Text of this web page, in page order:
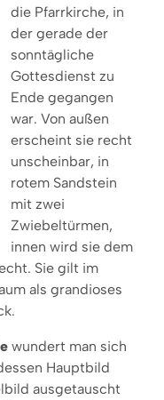
die Pfarrkirche, in
der gerade der
sonntägliche
Gottesdienst zu
Ende gegangen
war. Von außen
erscheint sie recht
unscheinbar, in
rotem Sandstein
mit zwei
Zwiebeltürmen,
innen wird sie dem
Sie gilt im
als grandioses
wundert man sich
Hauptbild
ausgetauscht